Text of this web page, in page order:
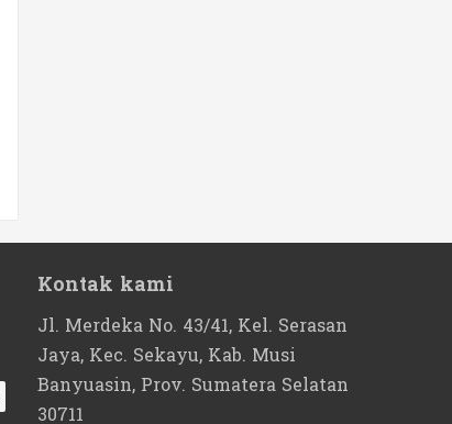
Kontak kami
Jl. Merdeka No. 43/41, Kel. Serasan
Jaya, Kec. Sekayu, Kab. Musi
Banyuasin, Prov. Sumatera Selatan
30711